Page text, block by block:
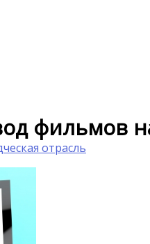
фильмов
отрасль